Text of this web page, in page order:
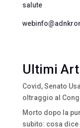
salute
Ultimi
Covid, Senato
oltraggio al
Morto dopo la
subito: cosa